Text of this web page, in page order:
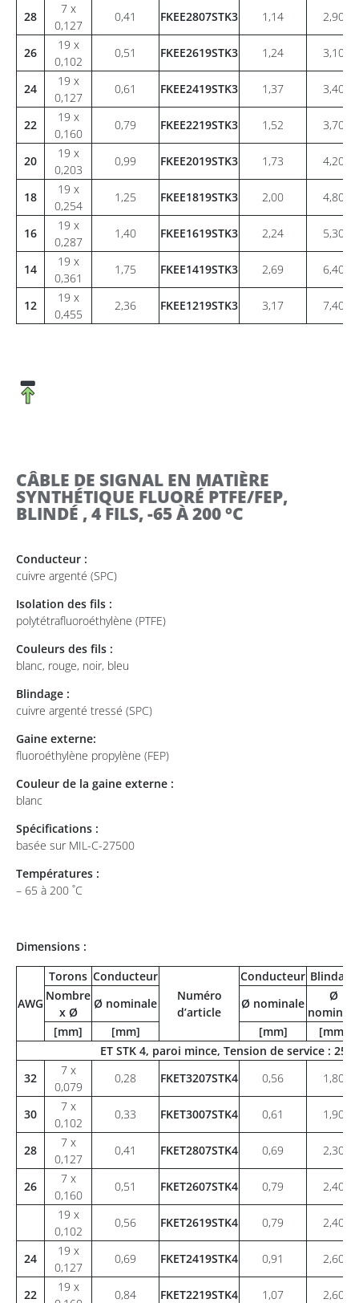
28
7 x
0,127
0,41 FKEE2807STK3 1,14 2,90
26
19 x
0,102
0,51 FKEE2619STK3 1,24 3,10
24
19 x
0,127
0,61 FKEE2419STK3 1,37 3,40
22
19 x
0,160
0,79 FKEE2219STK3 1,52 3,70
20
19 x
0,203
0,99 FKEE2019STK3 1,73 4,20
18
19 x
0,254
1,25 FKEE1819STK3 2,00 4,80
16
19 x
0,287
1,40 FKEE1619STK3 2,24 5,30
14
19 x
0,361
1,75 FKEE1419STK3 2,69 6,40
12
19 x
0,455
2,36 FKEE1219STK3 3,17 7,40
CÂBLE DE SIGNAL EN MATIÈRE
SYNTHÉTIQUE FLUORÉ PTFE/FEP,
BLINDÉ , 4 FILS, -65 À 200 °C
Conducteur :
cuivre argenté (SPC)
Isolation des fils :
polytétrafluoroéthylène (PTFE)
Couleurs des fils :
blanc, rouge, noir, bleu
Blindage :
cuivre argenté tressé (SPC)
Gaine externe:
fluoroéthylène propylène (FEP)
Couleur de la gaine externe :
blanc
Spécifications :
basée sur MIL-C-27500
Températures :
– 65 à 200 ˚C
Dimensions :
AWG
Torons Conducteur
Numéro
d’article
Conducteur Blindage
Nombre
x Ø
Ø nominale Ø nominale
Ø
nominale
[mm]
[mm] [mm]
[mm]
ET STK 4, paroi mince, Tension de service : 250/
32
7 x
0,079
0,28 FKET3207STK4 0,56 1,80
30
7 x
0,102
0,33 FKET3007STK4 0,61 1,90
28
7 x
0,127
0,41 FKET2807STK4 0,69 2,30
26
7 x
0,160
0,51 FKET2607STK4 0,79
2,40
19 x
0,102
0,56 FKET2619STK4 0,79 2,40
24
19 x
0,127
0,69 FKET2419STK4 0,91 2,60
22
19 x
0,84 FKET2219STK4 1,07 2,60